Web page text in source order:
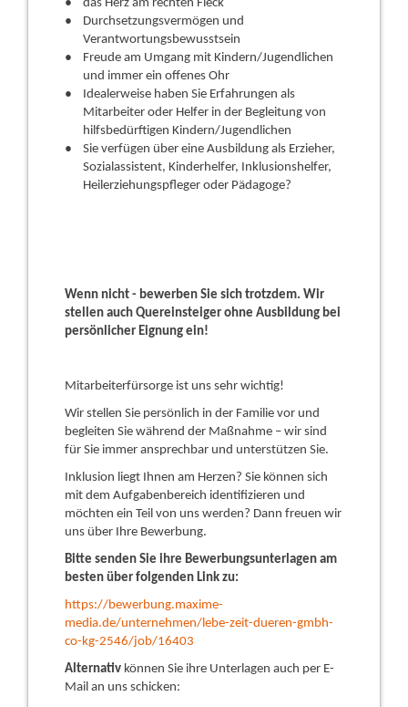
das Herz am rechten Fleck
Durchsetzungsvermögen und
Verantwortungsbewusstsein
Freude am Umgang mit Kindern/Jugendlichen
und immer ein offenes Ohr
Idealerweise haben Sie Erfahrungen als
Mitarbeiter oder Helfer in der Begleitung von
hilfsbedürftigen Kindern/Jugendlichen
Sie verfügen über eine Ausbildung als Erzieher,
Sozialassistent, Kinderhelfer, Inklusionshelfer,
Heilerziehungspfleger oder Pädagoge?
Wenn nicht - bewerben Sie sich trotzdem. Wir
stellen auch Quereinsteiger ohne Ausbildung bei
persönlicher Eignung ein!
Mitarbeiterfürsorge ist uns sehr wichtig!
Wir stellen Sie persönlich in der Familie vor und
begleiten Sie während der Maßnahme – wir sind
für Sie immer ansprechbar und unterstützen Sie.
Inklusion liegt Ihnen am Herzen? Sie können sich
mit dem Aufgabenbereich identifizieren und
möchten ein Teil von uns werden? Dann freuen wir
uns über Ihre Bewerbung.
Bitte senden Sie ihre Bewerbungsunterlagen am
besten über folgenden Link zu:
https://bewerbung.maxime-
media.de/unternehmen/lebe-zeit-dueren-gmbh-
co-kg-2546/job/16403
Alternativ können Sie ihre Unterlagen auch per E-
Mail an uns schicken: